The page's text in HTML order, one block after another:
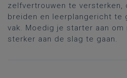
zelfvertrouwen te versterken,
breiden en leerplangericht te
vak. Moedig je starter aan
sterker aan de slag te gaan.